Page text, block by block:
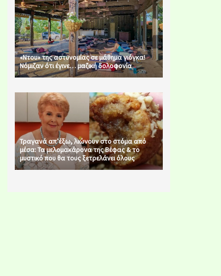
«Ντου» της αστυνομίας σε μάθημα γιόγκα!
Νόμιζαν ότι έγινε… μαζική δολοφονία
Τραγανά απ’έξω, λιώνουν στο στόμα από
μέσα: Τα μελομακάρονα της Βέφας & το
μυστικό που θα τους ξετρελάνει όλους